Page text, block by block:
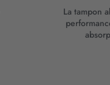
La tampon